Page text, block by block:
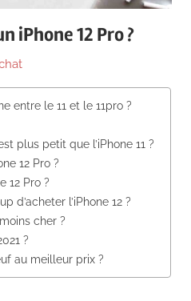
iPhone 12 Pro ?
entre le 11 et le 11pro ?
plus petit que l’iPhone 11 ?
12 Pro ?
12 Pro ?
d’acheter l’iPhone 12 ?
cher ?
?
au meilleur prix ?